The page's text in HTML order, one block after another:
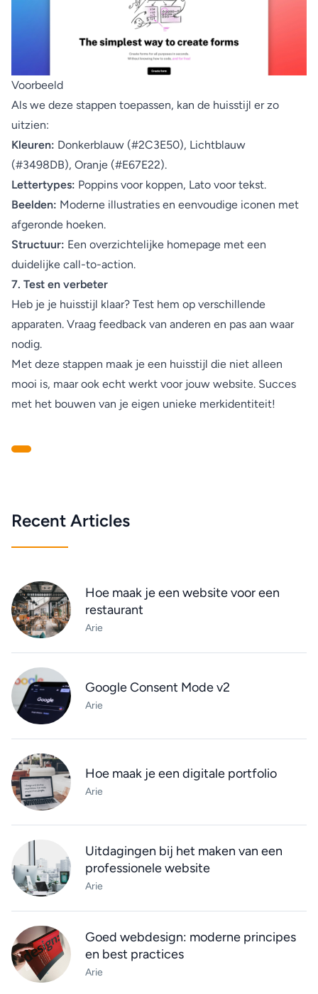
Voorbeeld
Als we deze stappen toepassen, kan de huisstijl er zo
uitzien:
Kleuren: Donkerblauw (#2C3E50), Lichtblauw
(#3498DB), Oranje (#E67E22).
Lettertypes: Poppins voor koppen, Lato voor tekst.
Beelden: Moderne illustraties en eenvoudige iconen met
afgeronde hoeken.
Structuur: Een overzichtelijke homepage met een
duidelijke call-to-action.
7. Test en verbeter
Heb je je huisstijl klaar? Test hem op verschillende
apparaten. Vraag feedback van anderen en pas aan waar
nodig.
Met deze stappen maak je een huisstijl die niet alleen
mooi is, maar ook echt werkt voor jouw website. Succes
met het bouwen van je eigen unieke merkidentiteit!
Recent Articles
Hoe maak je een website voor een
restaurant
Arie
Google Consent Mode v2
Arie
Hoe maak je een digitale portfolio
Arie
Uitdagingen bij het maken van een
professionele website
Arie
Goed webdesign: moderne principes
en best practices
Arie